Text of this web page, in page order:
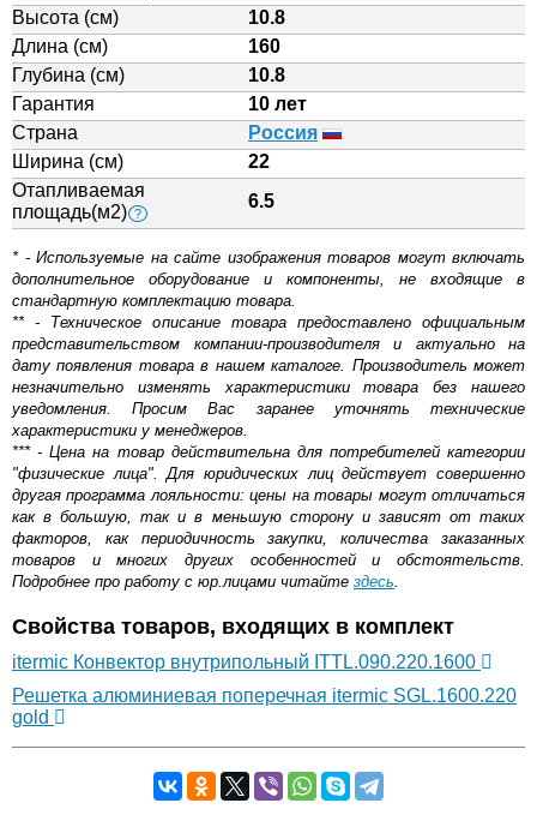
Высота (см)
10.8
Длина (см)
160
Глубина (см)
10.8
Гарантия
10 лет
Страна
Россия
Ширина (см)
22
Отапливаемая
площадь(м2) ?
6.5
* - Используемые на сайте изображения товаров могут включать
дополнительное оборудование и компоненты, не входящие в
стандартную комплектацию товара.
** - Техническое описание товара предоставлено официальным
представительством компании-производителя и актуально на
дату появления товара в нашем каталоге. Производитель может
незначительно изменять характеристики товара без нашего
уведомления. Просим Вас заранее уточнять технические
характеристики у менеджеров.
*** - Цена на товар действительна для потребителей категории
"физические лица". Для юридических лиц действует совершенно
другая программа лояльности: цены на товары могут отличаться
как в большую, так и в меньшую сторону и зависят от таких
факторов, как периодичность закупки, количества заказанных
товаров и многих других особенностей и обстоятельств.
Подробнее про работу с юр.лицами читайте здесь.
Свойства товаров, входящих в комплект
itermic Конвектор внутрипольный ITTL.090.220.1600
Решетка алюминиевая поперечная itermic SGL.1600.220
gold